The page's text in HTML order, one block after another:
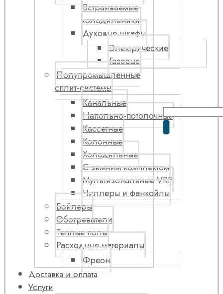
Встраиваемые
холодильники
Духовые шкафы
Электрические
Газовые
Полупромышленные
сплит-системы
Канальные
Напольно-потолочные
Кассетные
Колонные
Холодильные
С зимним комплектом
Мультизональные VRF
Чиллеры и фанкойлы
Бойлеры
Обогреватели
Теплые полы
Расходные материалы
Фреон
Доставка и оплата
Услуги